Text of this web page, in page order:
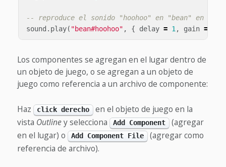
-- reproduce el sonido "hoohoo" en "bean" en 1
sound . play( "bean#hoohoo" , { delay = 1 , gain =
Los componentes se agregan en el lugar dentro de
un objeto de juego, o se agregan a un objeto de
juego como referencia a un archivo de componente:
Haz click derecho
en el objeto de juego en la
vista Outliney selecciona Add Component
(agregar
en el lugar) o
Add Component File
(agregar como
referencia de archivo).